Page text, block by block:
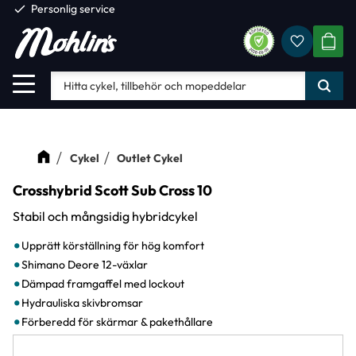
Meny
check Personlig service
Cykel Outlet Cykel
Crosshybrid Scott Sub Cross 10
Stabil och mångsidig hybridcykel
Upprätt körställning för hög komfort
Shimano Deore 12-växlar
Dämpad framgaffel med lockout
Hydrauliska skivbromsar
Förberedd för skärmar & pakethållare